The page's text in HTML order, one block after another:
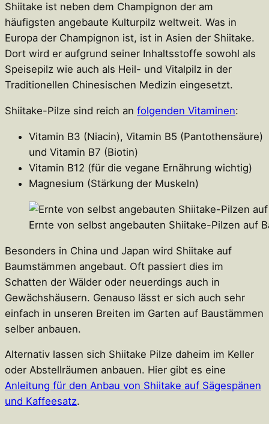
Shiitake ist neben dem Champignon der am
häufigsten angebaute Kulturpilz weltweit. Was in
Europa der Champignon ist, ist in Asien der Shiitake.
Dort wird er aufgrund seiner Inhaltsstoffe sowohl als
Speisepilz wie auch als Heil- und Vitalpilz in der
Traditionellen Chinesischen Medizin eingesetzt.
Shiitake-Pilze sind reich an folgenden Vitaminen:
Vitamin B3 (Niacin), Vitamin B5 (Pantothensäure)
und Vitamin B7 (Biotin)
Vitamin B12 (für die vegane Ernährung wichtig)
Magnesium (Stärkung der Muskeln)
Ernte von selbst angebauten Shiitake-Pilzen auf
Besonders in China und Japan wird Shiitake auf
Baumstämmen angebaut. Oft passiert dies im
Schatten der Wälder oder neuerdings auch in
Gewächshäusern. Genauso lässt er sich auch sehr
einfach in unseren Breiten im Garten auf Baustämmen
selber anbauen.
Alternativ lassen sich Shiitake Pilze daheim im Keller
oder Abstellräumen anbauen. Hier gibt es eine
Anleitung für den Anbau von Shiitake auf Sägespänen
und Kaffeesatz.